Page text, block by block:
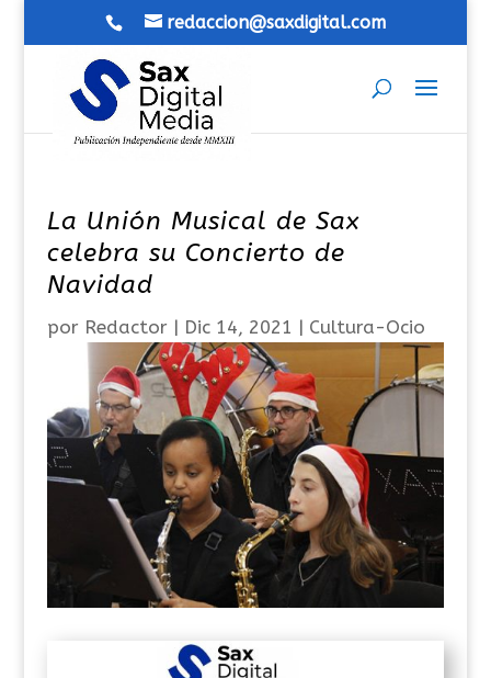
redaccion@saxdigital.com
La Unión Musical de Sax
celebra su Concierto de
Navidad
por Redactor| Dic 14, 2021 | Cultura-Ocio